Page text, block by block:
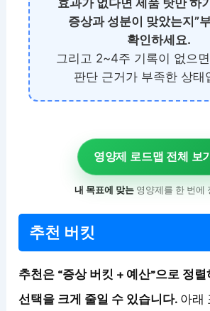
효과가 없다면 제품 탓만 하
증상과 성분이 맞았는지”
확인하세요.
그리고 2~4주 기록이 없으
판단 근거가 부족한 상태
영양제 로드맵 전체 보
내 목표에 맞는영양제를 한 번에
추천 버킷
추천은 “증상 버킷 + 예산”으로 정
선택을 크게 줄일 수 있습니다. 아래